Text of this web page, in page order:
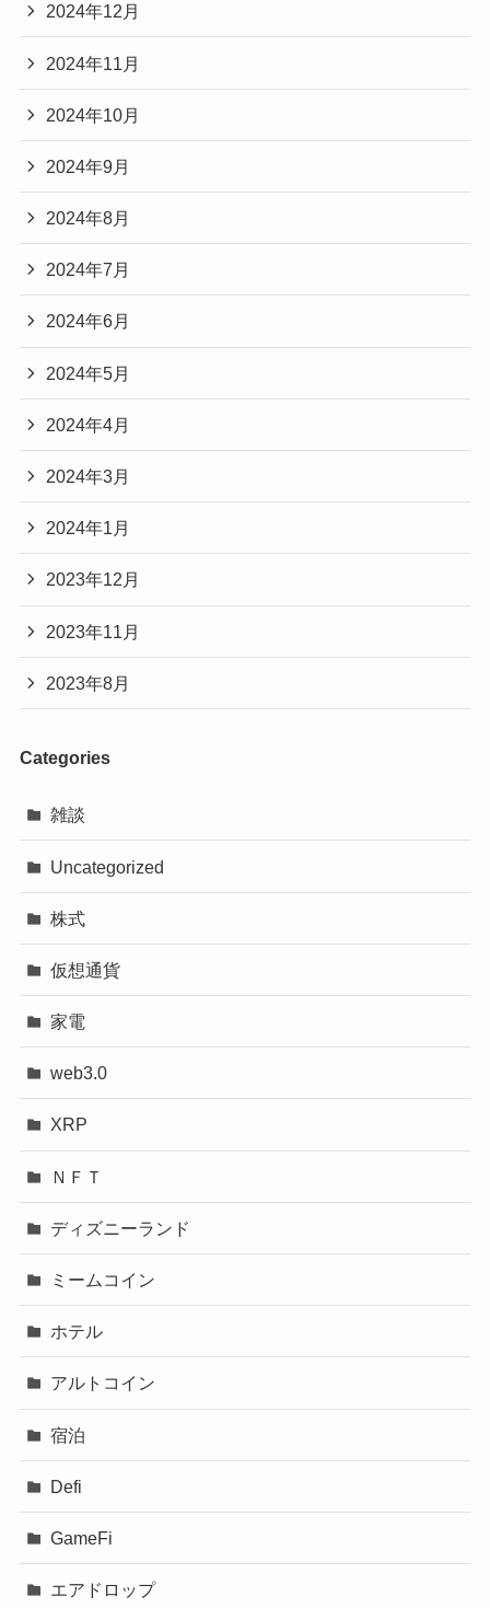
2024年12月
2024年11月
2024年10月
2024年9月
2024年8月
2024年7月
2024年6月
2024年5月
2024年4月
2024年3月
2024年1月
2023年12月
2023年11月
2023年8月
Categories
雑談
Uncategorized
株式
仮想通貨
家電
web3.0
XRP
ＮＦＴ
ディズニーランド
ミームコイン
ホテル
アルトコイン
宿泊
Defi
GameFi
エアドロップ